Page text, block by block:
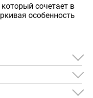
сочетает в
особенность